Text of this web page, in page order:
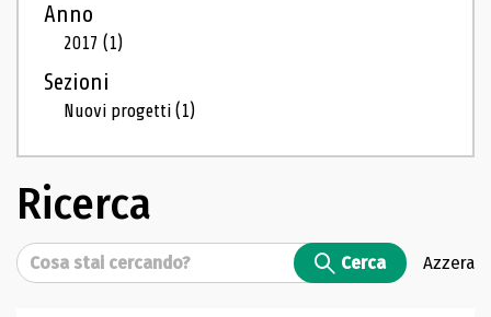
Anno
2017(1)
Sezioni
Nuovi progetti(1)
Ricerca
Cerca Cerca Azzera